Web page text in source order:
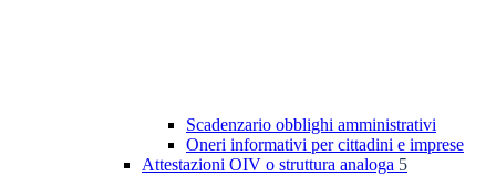
Scadenzario obblighi amministrativi
Oneri informativi per cittadini e imprese
Attestazioni OIV o struttura analoga 5